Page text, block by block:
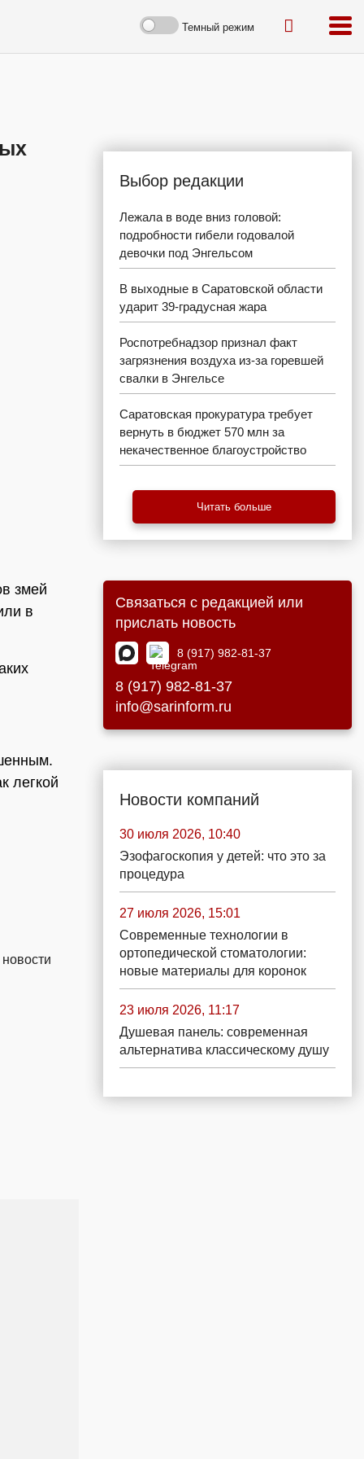
Темный режим
змей
в
легкой
Выбор редакции
Лежала в воде вниз головой:
подробности гибели годовалой
девочки под Энгельсом
В выходные в Саратовской области
ударит 39-градусная жара
Роспотребнадзор признал факт
загрязнения воздуха из-за горевшей
свалки в Энгельсе
Саратовская прокуратура требует
вернуть в бюджет 570 млн за
некачественное благоустройство
Читать больше
Связаться с редакцией или
прислать новость
8 (917) 982-81-37
8 (917) 982-81-37
info@sarinform.ru
Новости компаний
30 июля 2026, 10:40
Эзофагоскопия у детей: что это за
процедура
27 июля 2026, 15:01
Современные технологии в
ортопедической стоматологии:
новые материалы для коронок
23 июля 2026, 11:17
Душевая панель: современная
альтернатива классическому душу